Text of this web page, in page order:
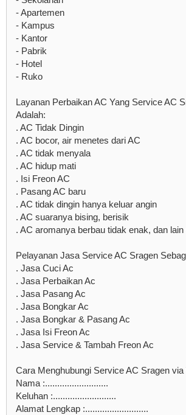
- Apartemen
- Kampus
- Kantor
- Pabrik
- Hotel
- Ruko
Layanan Perbaikan AC Yang Service AC
Adalah:
. AC Tidak Dingin
. AC bocor, air menetes dari AC
. AC tidak menyala
. AC hidup mati
. Isi Freon AC
. Pasang AC baru
. AC tidak dingin hanya keluar angin
. AC suaranya bising, berisik
. AC aromanya berbau tidak enak, dan
Pelayanan Jasa Service AC Sragen
. Jasa Cuci Ac
. Jasa Perbaikan Ac
. Jasa Pasang Ac
. Jasa Bongkar Ac
. Jasa Bongkar & Pasang Ac
. Jasa Isi Freon Ac
. Jasa Service & Tambah Freon Ac
Cara Menghubungi Service AC Sragen via
Nama :..........................
Keluhan :..........................
Alamat Lengkap :..........................